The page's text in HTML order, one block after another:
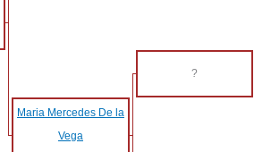
?
Maria Mercedes De la
Vega